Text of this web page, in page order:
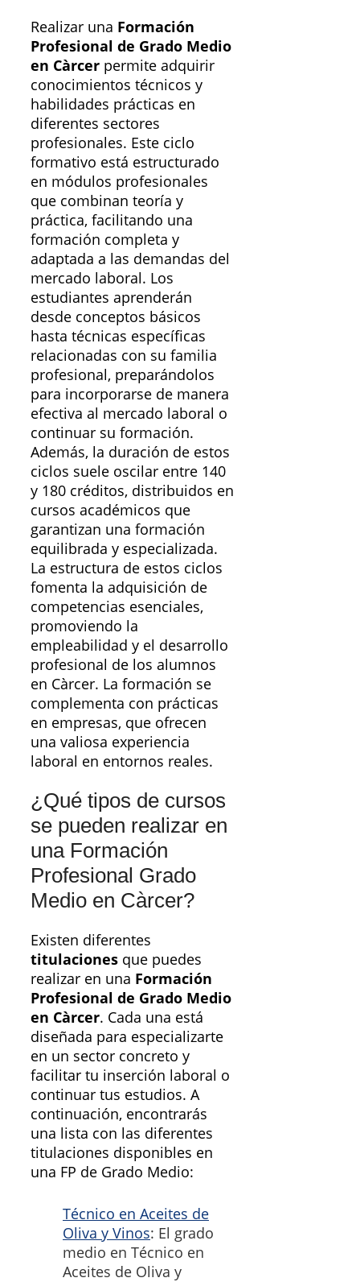
Realizar una Formación
Profesional de Grado Medio
en Càrcer permite adquirir
conocimientos técnicos y
habilidades prácticas en
diferentes sectores
profesionales. Este ciclo
formativo está estructurado
en módulos profesionales
que combinan teoría y
práctica, facilitando una
formación completa y
adaptada a las demandas del
mercado laboral. Los
estudiantes aprenderán
desde conceptos básicos
hasta técnicas específicas
relacionadas con su familia
profesional, preparándolos
para incorporarse de manera
efectiva al mercado laboral o
continuar su formación.
Además, la duración de estos
ciclos suele oscilar entre 140
y 180 créditos, distribuidos en
cursos académicos que
garantizan una formación
equilibrada y especializada.
La estructura de estos ciclos
fomenta la adquisición de
competencias esenciales,
promoviendo la
empleabilidad y el desarrollo
profesional de los alumnos
en Càrcer. La formación se
complementa con prácticas
en empresas, que ofrecen
una valiosa experiencia
laboral en entornos reales.
¿Qué tipos de cursos
se pueden realizar en
una Formación
Profesional Grado
Medio en Càrcer?
Existen diferentes
titulaciones que puedes
realizar en una Formación
Profesional de Grado Medio
en Càrcer. Cada una está
diseñada para especializarte
en un sector concreto y
facilitar tu inserción laboral o
continuar tus estudios. A
continuación, encontrarás
una lista con las diferentes
titulaciones disponibles en
una FP de Grado Medio:
Técnico en Aceites de
Oliva y Vinos: El grado
medio en Técnico en
Aceites de Oliva y